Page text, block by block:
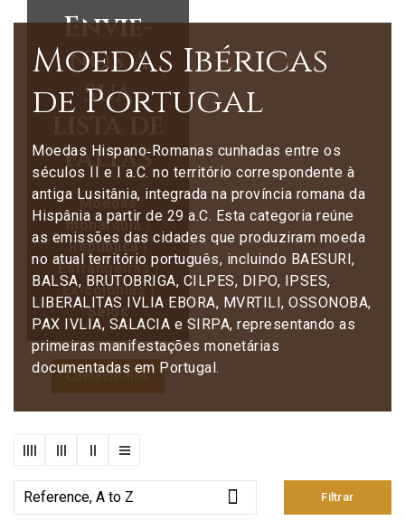
Envie-
nos a
sua
faltas
Moedas
monarquia |
República |
Estrangeiras |
Ex-colónias |
Selos
Contacte-nos
Moedas Ibéricas
de Portugal
Moedas Hispano‑Romanas cunhadas entre os
séculos II e I a.C. no território correspondente à
antiga Lusitânia, integrada na província romana da
Hispânia a partir de 29 a.C. Esta categoria reúne
as emissões das cidades que produziram moeda
no atual território português, incluindo BAESURI,
BALSA, BRUTOBRIGA, CILPES, DIPO, IPSES,
LIBERALITAS IVLIA EBORA, MVRTILI, OSSONOBA,
PAX IVLIA, SALACIA e SIRPA, representando as
primeiras manifestações monetárias
documentadas em Portugal.
Reference, A to Z  Filtrar